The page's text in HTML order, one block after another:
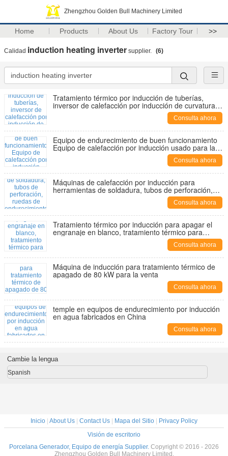
Zhengzhou Golden Bull Machinery Limited
Home Products About Us Factory Tour >>
Calidad induction heating inverter supplier. (6)
Tratamiento térmico por inducción de tuberías,
inversor de calefacción por inducción de curvatura
Consulta ahora
Equipo de endurecimiento de buen funcionamiento
Equipo de calefacción por inducción usado para la
Consulta ahora
Máquinas de calefacción por inducción para
herramientas de soldadura, tubos de perforación,
ruedas de endurecimiento por inducción, ejes,
Consulta ahora
Tratamiento térmico por inducción para apagar el
engranaje en blanco, tratamiento térmico para
mejorar las propiedades mecánicas del ejeConsulta ahora
Máquina de inducción para tratamiento térmico de
apagado de 80 kW para la venta
Consulta ahora
temple en equipos de endurecimiento por inducción
en agua fabricados en China
Consulta ahora
Cambie la lengua
Spanish
Inicio About Us Contact Us Mapa del Sitio
Privacy Policy
Visión de escritorio
Porcelana Generador, Equipo de energía Supplier. Copyright © 2016 - 2026
Zhengzhou Golden Bull Machinery Limited.